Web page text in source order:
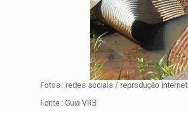
Fotos : redes sociais / reprodução internet
Fonte : Guia VRB